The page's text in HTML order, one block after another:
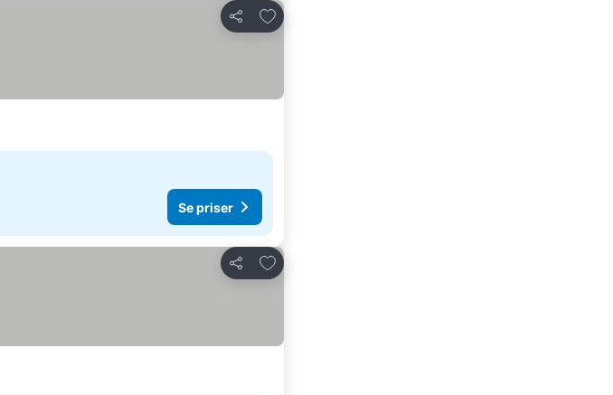
Del
Legg til i favoritter
Se priser
Del
Legg til i favoritter